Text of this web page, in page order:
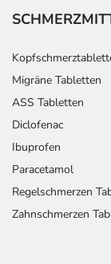
Veränderung
Für die
einem von
Dosierung
Text
Migräne Tabletten
ASS Tabletten
Diclofenac
Ibuprofen
Paracetamol
Regelschmerzen
Zahnschmerzen